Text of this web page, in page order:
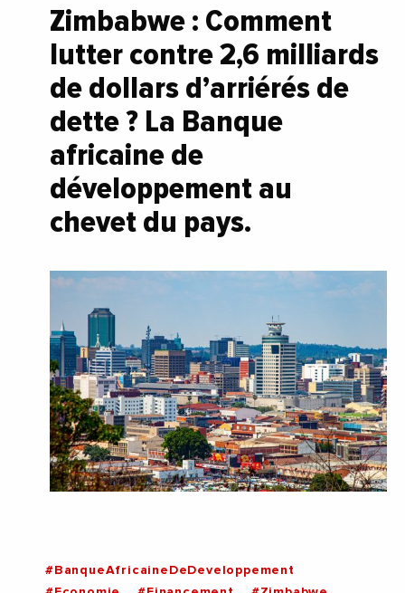
Zimbabwe : Comment
lutter contre 2,6 milliards
de dollars d’arriérés de
dette ? La Banque
africaine de
développement au
chevet du pays.
#BanqueAfricaineDeDeveloppement